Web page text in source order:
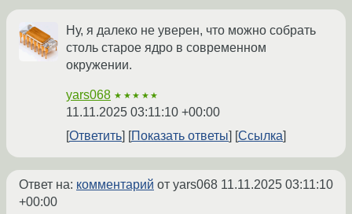
Ну, я далеко не уверен, что можно собрать
столь старое ядро в современном
окружении.
yars068 ★★★★★
11.11.2025 03:11:10 +00:00
Ответить
Показать ответы Ссылка
Ответ на: комментарий от yars068 11.11.2025 03:11:10
+00:00